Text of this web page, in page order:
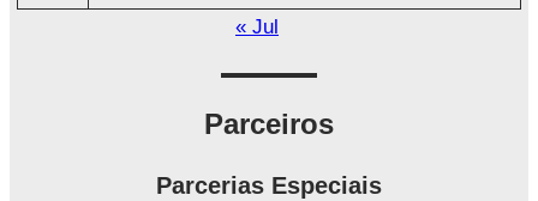
« Jul
Parceiros
Parcerias Especiais